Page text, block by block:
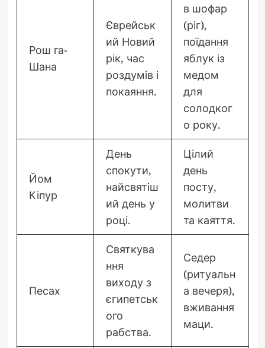
Рош га-
Шана
Єврейськ
ий Новий
рік, час
роздумів і
покаяння.
в шофар
(ріг),
поїдання
яблук із
медом
для
солодког
о року.
Йом
Кіпур
День
спокути,
найсвятіш
ий день у
році.
Цілий
день
посту,
молитви
та каяття.
Песах
Святкува
ння
виходу з
єгипетськ
ого
рабства.
Седер
(ритуальн
а вечеря),
вживання
маци.